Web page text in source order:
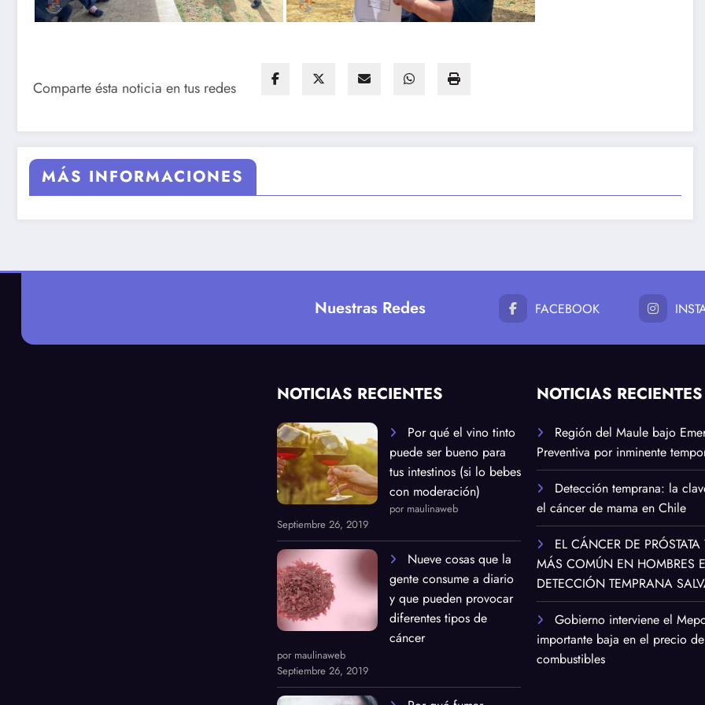
Comparte ésta noticia en tus redes
MÁS INFORMACIONES
Nuestras Redes FACEBOOK
NOTICIAS RECIENTES
Por qué el vino tinto
puede ser bueno para
tus intestinos (si lo bebes
con moderación)
por maulinaweb
Septiembre 26, 2019
Nueve cosas que la
gente consume a diario
y que pueden provocar
diferentes tipos de
cáncer
por maulinaweb
Septiembre 26, 2019
NOTICIAS RECIENTES
Región del Maule bajo
Preventiva por inminente
Detección temprana: la
el cáncer de mama en Chile
EL CÁNCER DE PRÓSTATA
MÁS COMÚN EN HOMBRES
DETECCIÓN TEMPRANA
Gobierno interviene el
importante baja en el precio
combustibles